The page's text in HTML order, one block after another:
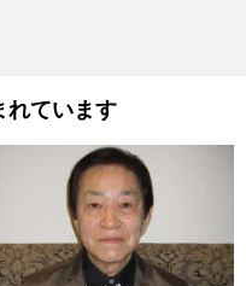
れています